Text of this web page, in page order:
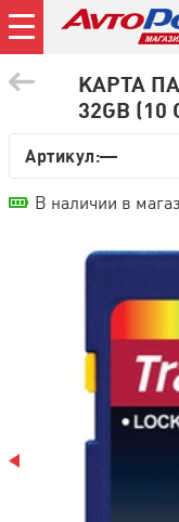
КАРТА
32GB (10
Артикул:—
В наличии в